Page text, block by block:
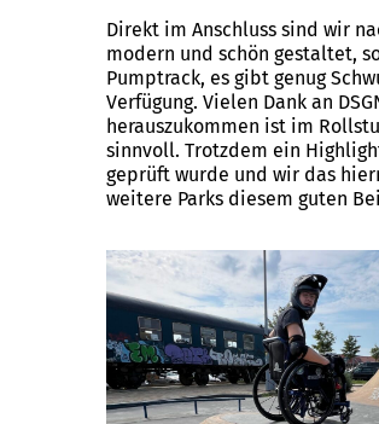
Direkt im Anschluss sind wir
modern und schön gestaltet,
Pumptrack, es gibt genug
Verfügung. Vielen Dank an
herauszukommen ist im
sinnvoll. Trotzdem ein
geprüft wurde und wir das
weitere Parks diesem guten